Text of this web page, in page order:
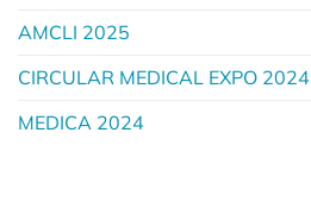
AMCLI 2025
CIRCULAR MEDICAL EXPO 2024
MEDICA 2024